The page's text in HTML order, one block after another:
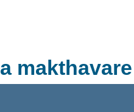
makthavare